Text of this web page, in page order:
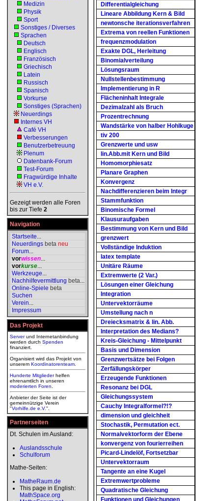
Medizin
Physik
Sport
Sonstiges / Diverses
Sprachen
Deutsch
Englisch
Französisch
Griechisch
Latein
Russisch
Spanisch
Vorkurse
Sonstiges (Sprachen)
Neuerdings
Internes VH
Café VH
Verbesserungen
Benutzerbetreuung
Plenum
Datenbank-Forum
Test-Forum
Fragwürdige Inhalte
VH e.V.
Gezeigt werden alle Foren
bis zur Tiefe 2
Navigation
Startseite...
Neuerdings beta neu
Forum...
vorwissen...
vorkurse...
Werkzeuge...
Nachhilfevermittlung beta...
Online-Spiele beta
Suchen
Verein...
Impressum
Das Projekt
Serverund Internetanbindung
werden durch Spenden
finanziert.
Organisiert wird das Projekt von
unserem Koordinatorenteam
Hunderte Mitgliederhelfen
ehrenamtlich in unseren
moderierten Foren
Anbieter der Seite ist der
gemeinnützige Verein
"Vorhilfe.de e.V.".
Partnerseiten
Dt. Schulen im Ausland:
Auslandsschule
Schulforum
Mathe-Seiten:
MatheRaum.de
This page in English:
MathSpace.org
Differentialgleichung
Lineare Abbildung Kern & Bild
newtonsche iterationsverfahren
Extrema von reellen Funktionen
frequenzmodulation
Exakte DGL, Herleitung
Binomialverteilung
Lösungsraum
Nullstellenbestimmung
Implementierung in R
Flächeninhalt Integrale
Dezimalzahl als Bruch
Prozentrechnung
Wandstärke von halber Hohlkuge
tiv 200
Grenzwerte und usw
lin.Abb.mit Kern und Bild
Homomorphiesatz
Planare Graphen
Konvergenz
Nachdifferenzieren beim Integr
Stammfunktion
Binomische Formel
Klausuraufgaben
Bestimmung von Kern und Bild
grenzwert
Vollständige Induktion
latex template
Unitäre Räume
Extremwerte (2 Var.)
Lösungen einer Gleichung
Integration
Untervektorräume
Umstellung nach n
Dreiecksmatrix & lin. Abb.
Interpretation des Medians?
Kreis-Gleichung - Mittelpunkt
Basis und Dimension
Grenzwertsätze bei Folgen
Zerfällungskörper
Erzeugende Funktionen
Resonanz bei DGL
Gleichungssystem
Cauchy Integralformel?!?
dimension und gleichheit
Stochastik, Permutation ect.
Normalvektorform der Ebene
konvergenz von fourierreihen
Picard-Lindelöf, Fortsetzbar
Untervektorraum
Tangente an eine Kugel
Extremwertprobleme
Quadratische Gleichung
Funktionen und Gleichungen